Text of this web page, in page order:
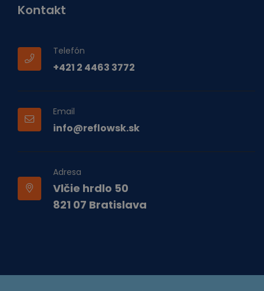
Kontakt
Telefón
+421 2 4463 3772
Email
info@reflowsk.sk
Adresa
Vlčie hrdlo 50
821 07 Bratislava